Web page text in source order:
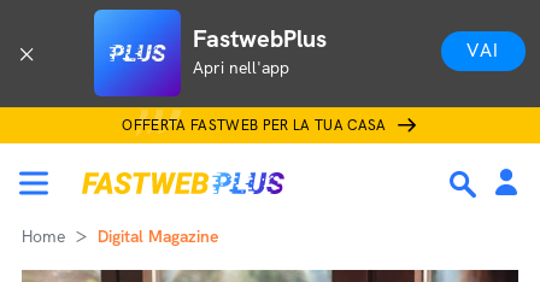
FastwebPlus
Apri nell'app
VAI
OFFERTA FASTWEB PER LA TUA CASA
Home Digital Magazine